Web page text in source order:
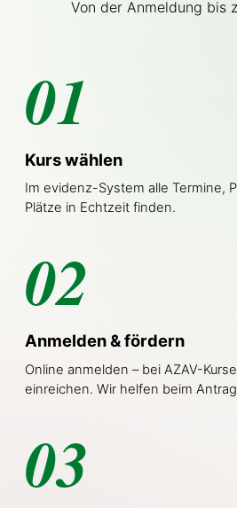
Von der Anmeldung bis
01
Kurs wählen
Im evidenz-System alle Termine,
Plätze in Echtzeit finden.
02
Anmelden & fördern
Online anmelden – bei AZAV-
einreichen. Wir helfen beim
03